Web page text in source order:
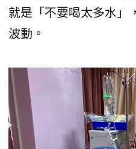
就是「不要喝太多水」
波動。